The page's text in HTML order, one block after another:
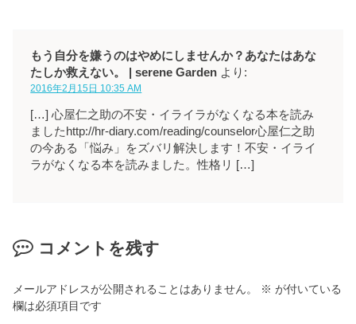
もう自分を嫌うのはやめにしませんか？あなたはあな
たしか救えない。 | serene Garden より:
2016年2月15日 10:35 AM
[…] 心屋仁之助の不安・イライラがなくなる本を読み
ましたhttp://hr-diary.com/reading/counselor心屋仁之助
の今ある「悩み」をズバリ解決します！不安・イライ
ラがなくなる本を読みました。性格リ […]
コメントを残す
メールアドレスが公開されることはありません。 ※ が付いている
欄は必須項目です